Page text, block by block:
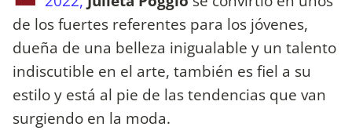
de los fuertes referentes para los jóvenes,
dueña de una belleza inigualable y un talento
indiscutible en el arte, también es fiel a su
estilo y está al pie de las tendencias que van
surgiendo en la moda.